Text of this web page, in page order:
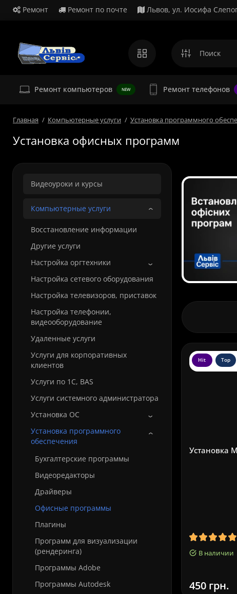
Ремонт Ремонт по почте Львов, ул. Иосифа
Ремонт компьютеров NEW Ремонт телефонов
Главная Компьютерные услуги Установка программного
Установка офисных программ
Видеоуроки и курсы
Компьютерные услуги
Восстановление информации
Другие услуги
Настройка оргтехники
Настройка сетевого оборудования
Настройка телевизоров, приставок
Настройка телефонии,
видеооборудование
Удаленные услуги
Услуги для корпоративных
клиентов
Услуги по 1С, BAS
Услуги системного администратора
Установка ОС
Установка программного
обеспечения
Бухгалтерские программы
Видеоредакторы
Драйверы
Офисные программы
Плагины
Программ для визуализации
(рендеринга)
Программы Adobe
Программы Autodesk
Hit Top
Установка
В наличии
450 грн.